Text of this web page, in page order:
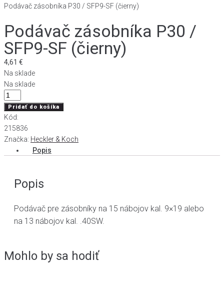
Podávač zásobníka P30 / SFP9-SF (čierny)
Podávač zásobníka P30 /
SFP9-SF (čierny)
4,61 €
Na sklade
Na sklade
množstvo
Podávač
zásobníka
P30
/
SFP9-
Pridať do košíka
Kód:
215836
Značka: Heckler & Koch
Popis
Popis
Podávač pre zásobníky na 15 nábojov kal. 9×19 alebo
na 13 nábojov kal. .40SW.
Mohlo by sa hodiť